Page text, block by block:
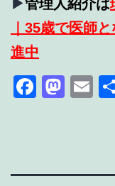
▶管理人紹介は
｜35歳で医師
進中